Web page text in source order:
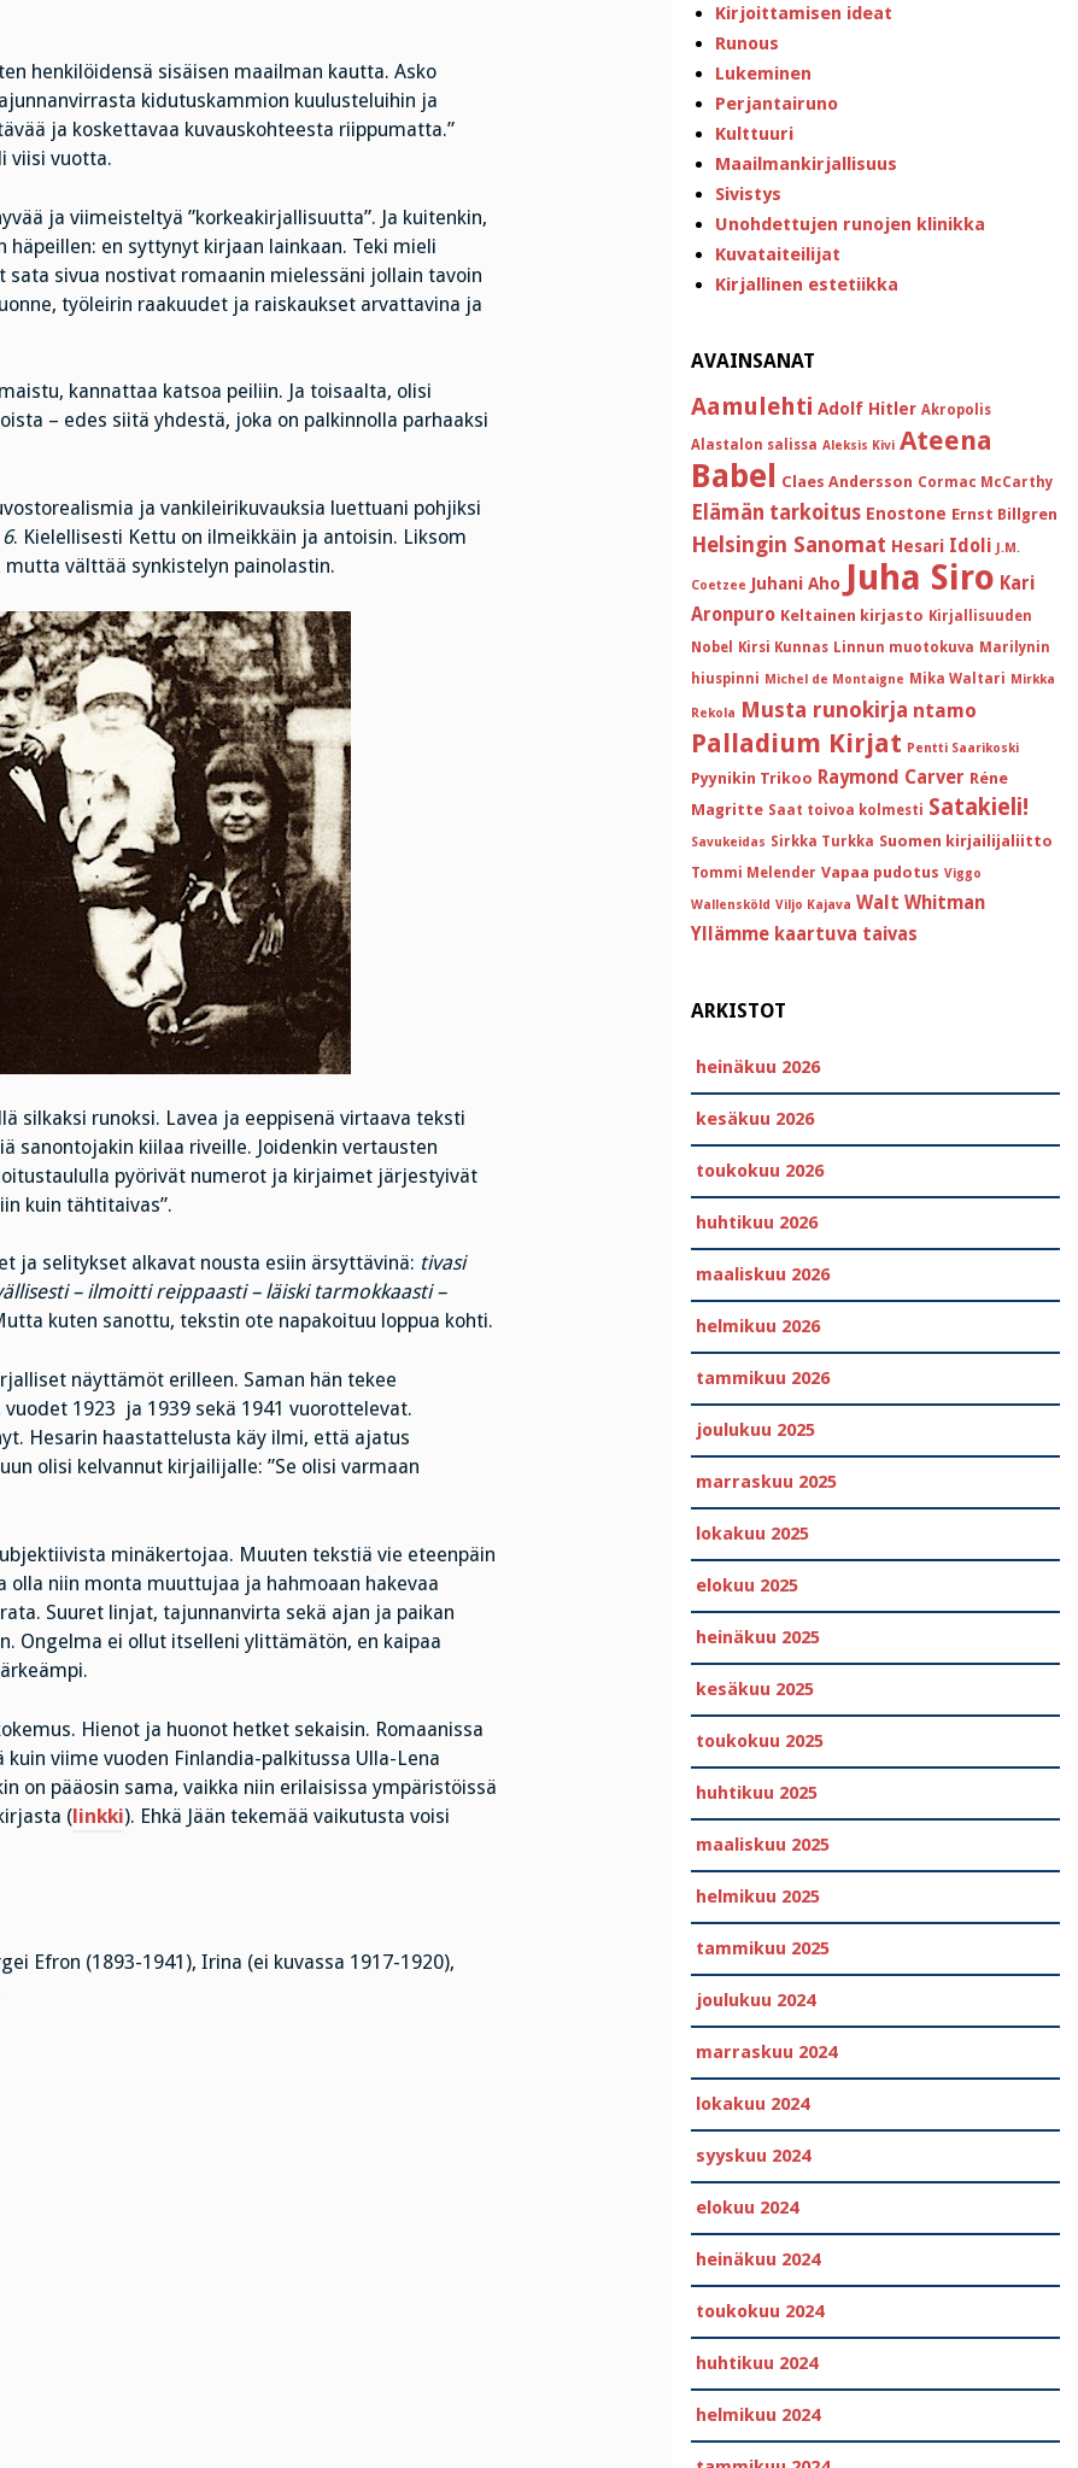
henkilöidensä sisäisen maailman kautta. Asko
kidutuskammion kuulusteluihin ja
ja koskettavaa kuvauskohteesta riippumatta.”
viisi vuotta.
ja viimeisteltyä ”korkeakirjallisuutta”. Ja kuitenkin,
en syttynyt kirjaan lainkaan. Teki mieli
sivua nostivat romaanin mielessäni jollain tavoin
työleirin raakuudet ja raiskaukset arvattavina ja
kannattaa katsoa peiliin. Ja toisaalta, olisi
– edes siitä yhdestä, joka on palkinnolla parhaaksi
ja vankileirikuvauksia luettuani pohjiksi
. Kielellisesti Kettu on ilmeikkäin ja antoisin. Liksom
välttää synkistelyn painolastin.
silkaksi runoksi. Lavea ja eeppisenä virtaava teksti
sanontojakin kiilaa riveille. Joidenkin vertausten
pyörivät numerot ja kirjaimet järjestyivät
kuin tähtitaivas”.
ja selitykset alkavat nousta esiin ärsyttävinä: tivasi
– ilmoitti reippaasti – läiski tarmokkaasti –
kuten sanottu, tekstin ote napakoituu loppua kohti.
näyttämöt erilleen. Saman hän tekee
1923 ja 1939 sekä 1941 vuorottelevat.
Hesarin haastattelusta käy ilmi, että ajatus
olisi kelvannut kirjailijalle: ”Se olisi varmaan
minäkertojaa. Muuten tekstiä vie eteenpäin
olla niin monta muuttujaa ja hahmoaan hakevaa
Suuret linjat, tajunnanvirta sekä ajan ja paikan
Ongelma ei ollut itselleni ylittämätön, en kaipaa
Hienot ja huonot hetket sekaisin. Romaanissa
viime vuoden Finlandia-palkitussa Ulla-Lena
on pääosin sama, vaikka niin erilaisissa ympäristöissä
(linkki). Ehkä Jään tekemää vaikutusta voisi
Efron (1893-1941), Irina (ei kuvassa 1917-1920),
Kirjoittamisen ideat
Runous
Lukeminen
Perjantairuno
Kulttuuri
Maailmankirjallisuus
Sivistys
Unohdettujen runojen klinikka
Kuvataiteilijat
Kirjallinen estetiikka
AVAINSANAT
Aamulehti Adolf Hitler Akropolis
Alastalon salissa Aleksis Kivi Ateena
Babel Claes Andersson Cormac McCarthy
Elämän tarkoitus Enostone Ernst Billgren
Helsingin Sanomat Hesari Idoli J.M.
Coetzee Juhani Aho Juha Siro Kari
Aronpuro Keltainen kirjasto Kirjallisuuden
Nobel
Kirsi Kunnas Linnun muotokuva Marilynin
hiuspinni Michel de Montaigne Mika Waltari Mirkka
Rekola Musta runokirja ntamo
Palladium Kirjat Pentti Saarikoski
Pyynikin Trikoo Raymond Carver Réne
Magritte Saat toivoa kolmesti Satakieli!
Savukeidas Sirkka Turkka Suomen kirjailijaliitto
Tommi Melender Vapaa pudotus Viggo
Wallensköld Viljo Kajava Walt Whitman
Yllämme kaartuva taivas
ARKISTOT
heinäkuu 2026
kesäkuu 2026
toukokuu 2026
huhtikuu 2026
maaliskuu 2026
helmikuu 2026
tammikuu 2026
joulukuu 2025
marraskuu 2025
lokakuu 2025
elokuu 2025
heinäkuu 2025
kesäkuu 2025
toukokuu 2025
huhtikuu 2025
maaliskuu 2025
helmikuu 2025
tammikuu 2025
joulukuu 2024
marraskuu 2024
lokakuu 2024
syyskuu 2024
elokuu 2024
heinäkuu 2024
toukokuu 2024
huhtikuu 2024
helmikuu 2024